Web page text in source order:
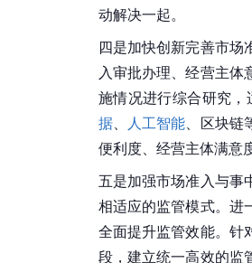
动解决一起。
四是加快创新完善市场
入审批办理、经营主体
施情况进行综合研究
据、 人工智能、区块链
便利度、经营主体满意
五是加强市场准入与事
相适应的监管模式。进
全面提升监管效能。针
段，建立统一高效的监